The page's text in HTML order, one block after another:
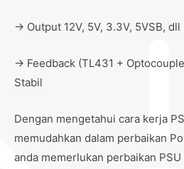
→ Output 12V, 5V, 3.3V, 5VSB, dll
→ Feedback (TL431 +
Stabil
Dengan mengetahui cara kerja
memudahkan dalam perbaikan
anda memerlukan perbaikan